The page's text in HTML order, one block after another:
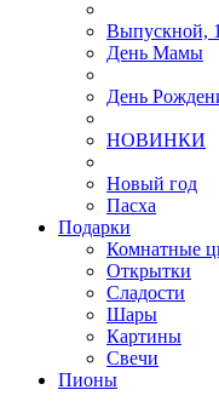
Выпускной,
День Мамы
День
НОВИНКИ
Новый год
Пасха
Подарки
Комнатные
Открытки
Сладости
Шары
Картины
Свечи
Пионы